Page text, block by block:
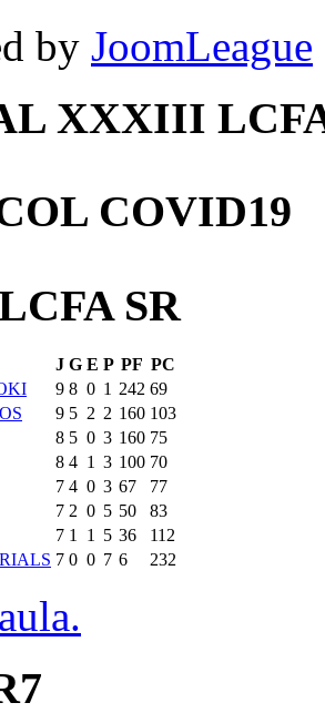
by JoomLeague
XXXIII
COVID19
SR
J G E P PF PC
9 8 0 1 242 69
9 5 2 2 160 103
8 5 0 3 160 75
8 4 1 3 100 70
7 4 0 3 67
77
7 2 0 5 50
83
7 1 1 5 36
112
7 0 0 7 6 232